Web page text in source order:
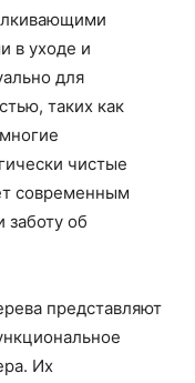
в уходе и
для
таких как
чистые
современным
заботу об
представляют
Их